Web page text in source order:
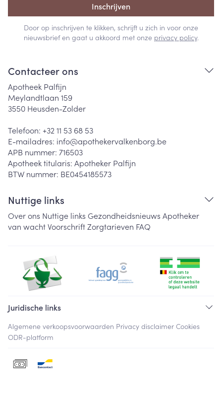
Inschrijven
Door op inschrijven te klikken, schrijft u zich in voor onze
nieuwsbrief en gaat u akkoord met onze privacy policy.
Contacteer ons
Apotheek Palfijn
Meylandtlaan 159
3550 Heusden-Zolder
Telefoon: +32 11 53 68 53
E-mailadres: info@apothekervalkenborg.be
APB nummer: 716503
Apotheek titularis: Apotheker Palfijn
BTW nummer: BE0454185573
Nuttige links
Over ons Nuttige links Gezondheidsnieuws Apotheker
van wachtVoorschriftZorgtarieven FAQ
Juridische links
Algemene verkoopsvoorwaarden Privacy disclaimer Cookies
ODR-platform